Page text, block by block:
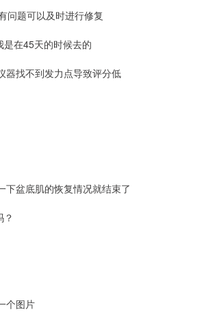
问题可以及时进行修复
在45天的时候去的
器找不到发力点导致评分低
下盆底肌的恢复情况就结束了
个图片